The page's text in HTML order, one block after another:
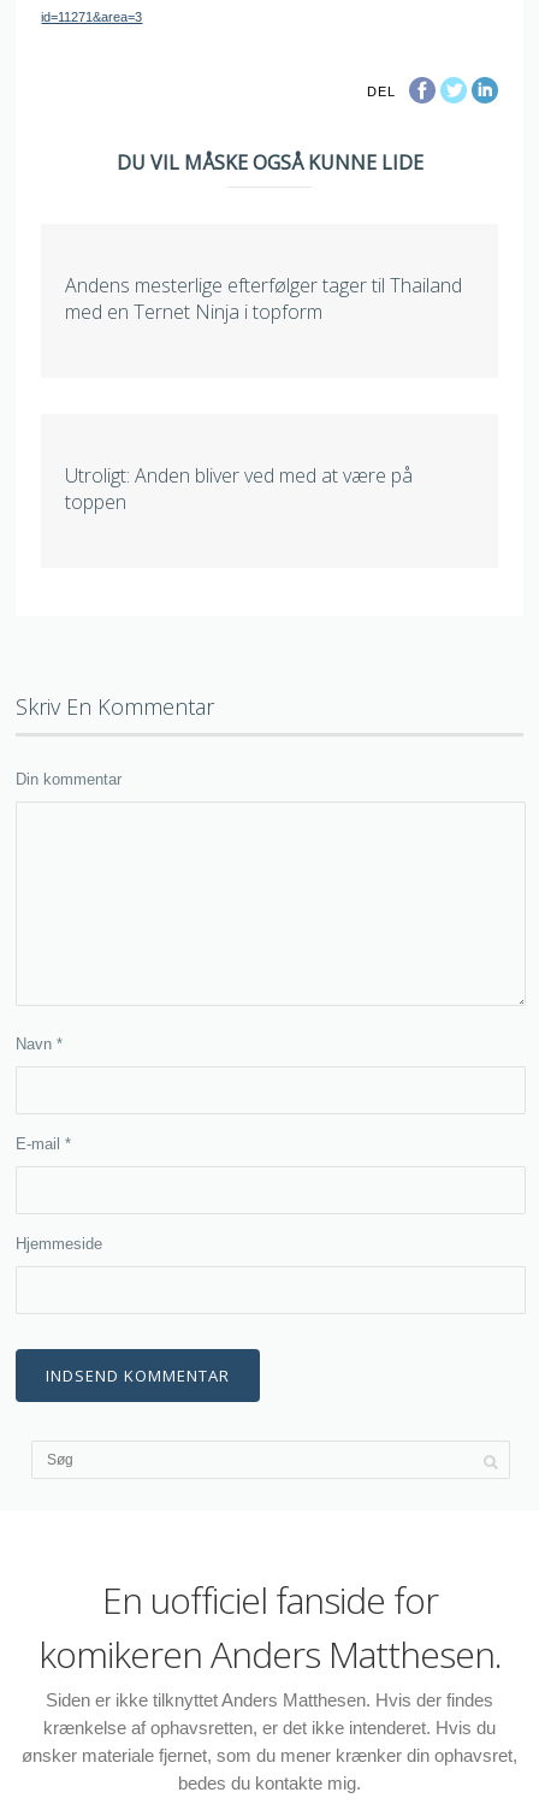
id=11271&area=3
DEL
DU VIL MÅSKE OGSÅ KUNNE LIDE
Andens mesterlige efterfølger tager til Thailand
med en Ternet Ninja i topform
Utroligt: Anden bliver ved med at være på
toppen
Skriv En Kommentar
Din kommentar
Navn*
E-mail*
Hjemmeside
En uofficiel fanside for
komikeren Anders Matthesen.
Siden er ikke tilknyttet Anders Matthesen. Hvis der findes
krænkelse af ophavsretten, er det ikke intenderet. Hvis du
ønsker materiale fjernet, som du mener krænker din ophavsret,
bedes du kontakte mig.